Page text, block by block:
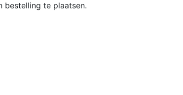
bestelling te plaatsen.